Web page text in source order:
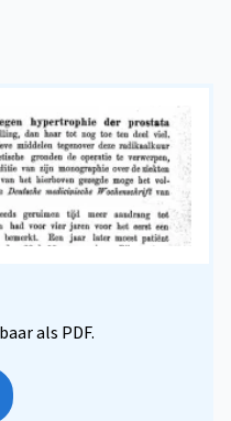
als PDF.